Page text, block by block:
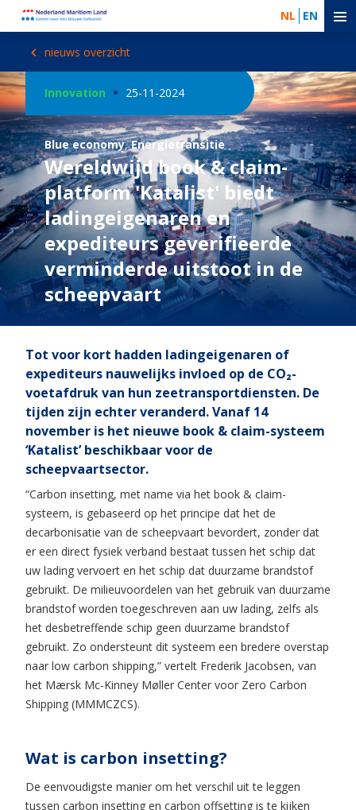
NL EN
nieuws overzicht
Innovation 25-11-2024
Blue economy,Energietransitie
Wereldwijd book & claim-
platform 'Katalist' biedt
ladingeigenaren en
expediteurs geverifieerde
verminderde uitstoot in de
scheepvaart
Tot voor kort hadden ladingeigenaren of
expediteurs nauwelijks invloed op de CO₂-
voetafdruk van hun zeetransportdiensten. De
tijden zijn echter veranderd. Vanaf 14
november is het nieuwe book & claim-systeem
‘Katalist’ beschikbaar voor de
scheepvaartsector.
“Carbon insetting, met name via het book & claim-
systeem, is gebaseerd op het principe dat het de
decarbonisatie van de scheepvaart bevordert, zonder dat
er een direct fysiek verband bestaat tussen het schip dat
uw lading vervoert en het schip dat duurzame brandstof
gebruikt. De milieuvoordelen van het gebruik van duurzame
brandstof worden toegeschreven aan uw lading, zelfs als
het desbetreffende schip geen duurzame brandstof
gebruikt. Zo ondersteunt dit systeem een bredere overstap
naar low carbon shipping,” vertelt Frederik Jacobsen, van
het Mærsk Mc-Kinney Møller Center voor Zero Carbon
Shipping (MMMCZCS).
Wat is carbon insetting?
De eenvoudigste manier om het verschil uit te leggen
tussen carbon insetting en carbon offsetting is te kijken